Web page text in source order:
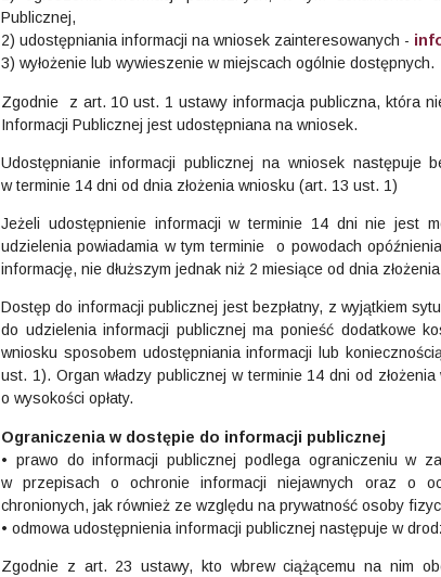
Publicznej,
2) udostępniania informacji na wniosek zainteresowanych -
3) wyłożenie lub wywieszenie w miejscach ogólnie dostępnych.
Zgodnie z art. 10 ust. 1 ustawy informacja publiczna, która
Informacji Publicznej jest udostępniana na wniosek.
Udostępnianie informacji publicznej na wniosek następuje
w terminie 14 dni od dnia złożenia wniosku (art. 13 ust. 1)
Jeżeli udostępnienie informacji w terminie 14 dni nie jest
udzielenia powiadamia w tym terminie o powodach
informację, nie dłuższym jednak niż 2 miesiące od dnia
Dostęp do informacji publicznej jest bezpłatny, z wyjątkiem
do udzielenia informacji publicznej ma ponieść dodatkowe
wniosku sposobem udostępniania informacji lub
ust. 1). Organ władzy publicznej w terminie 14 dni od
o wysokości opłaty.
Ograniczenia w dostępie do informacji publicznej
• prawo do informacji publicznej podlega ograniczeniu w
w przepisach o ochronie informacji niejawnych oraz o
chronionych, jak również ze względu na prywatność osoby
• odmowa udostępnienia informacji publicznej następuje w
Zgodnie z art. 23 ustawy, kto wbrew ciążącemu na nim